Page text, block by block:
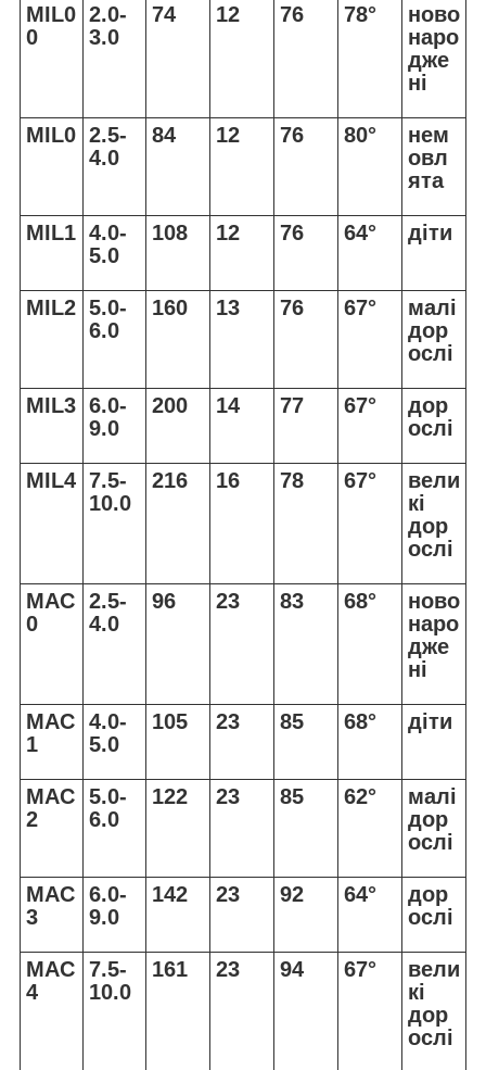
MIL0
0
2.0-
3.0
74 12 76 78°
ново
наро
дже
ні
MIL0 2.5-
4.0
84 12 76 80°
нем
овл
ята
MIL1 4.0-
5.0
108 12 76 64° діти
MIL2 5.0-
6.0
160 13 76 67°
малі
дор
ослі
MIL3 6.0-
9.0
200 14 77 67°
дор
ослі
MIL4 7.5-
10.0
216 16 78 67°
вели
кі
дор
ослі
MAC
0
2.5-
4.0
96 23 83 68°
ново
наро
дже
ні
MAC
1
4.0-
5.0
105 23 85 68° діти
MAC
2
5.0-
6.0
122 23 85 62°
малі
дор
ослі
MAC
3
6.0-
9.0
142 23 92 64°
дор
ослі
MAC
4
7.5-
10.0
161 23 94 67°
вели
кі
дор
ослі